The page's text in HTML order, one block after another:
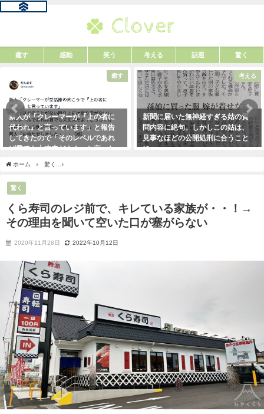
癒す 感動 笑う 考える 話題 驚く
癒す
新人が「クレーマーが『上の者に
代われ』と言っています」と報告
してきたので「そのレベルであれ
ば君でも大丈夫だよ！」と言った
った！（笑）
2021年5月10日
考える
新聞に届いた無神経すぎる姑の質
問内容に絶句。しかしこの姑は、
見事なほどの公開処刑に合うこと
に・・・
ホーム 驚く
驚く
くら寿司のレジ前で、キレている家族が・・！→
その理由を聞いて空いた口が塞がらない
2020年11月28日 2022年10月12日